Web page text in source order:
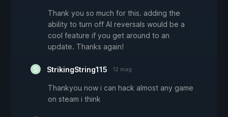
Thank you so much for this. adding the
ability to turn off AI reversals would be a
cool feature if you get around to an
update. Thanks again!
StrikingString115 12 mag
Thankyou now i can hack almost any game
on steam i think